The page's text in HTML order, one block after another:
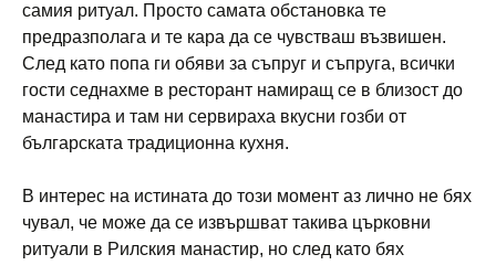
самия ритуал. Просто самата обстановка те
предразполага и те кара да се чувстваш възвишен.
След като попа ги обяви за съпруг и съпруга, всички
гости седнахме в ресторант намиращ се в близост до
манастира и там ни сервираха вкусни гозби от
българската традиционна кухня.
В интерес на истината до този момент аз лично не бях
чувал, че може да се извършват такива църковни
ритуали в Рилския манастир, но след като бях